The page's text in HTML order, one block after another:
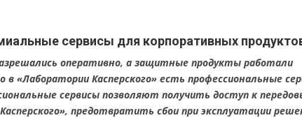
сервисы для корпоративных
оперативно, а защитные продукты работали
«Лаборатории Касперского» есть профессиональные
сервисы позволяют получить доступ к
предотвратить сбои при эксплуатации